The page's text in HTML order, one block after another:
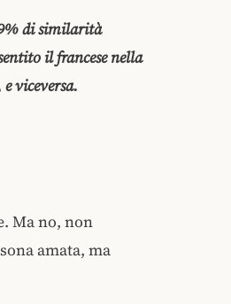
di similarità
il francese nella
viceversa.
Ma no, non
amata, ma